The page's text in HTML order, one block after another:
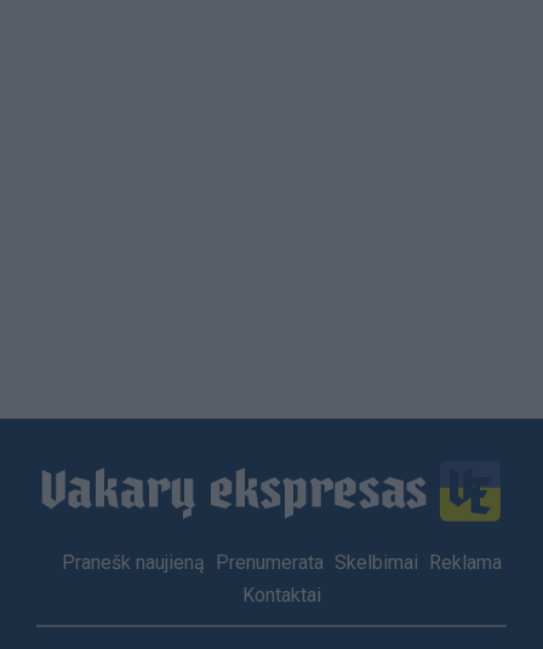
Footer
Pranešk naujieną Prenumerata Skelbimai
Reklama
Kontaktai